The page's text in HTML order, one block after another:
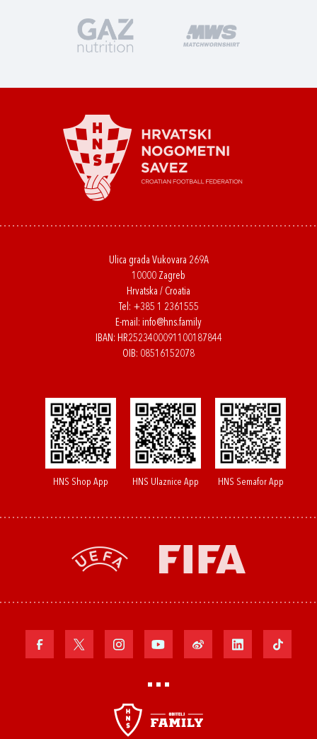
Ulica grada Vukovara 269A
10000 Zagreb
Hrvatska / Croatia
Tel: +385 1 2361555
E-mail: info@hns.family
IBAN: HR2523400091100187844
OIB: 08516152078
HNS Shop App HNS Ulaznice App HNS Semafor App